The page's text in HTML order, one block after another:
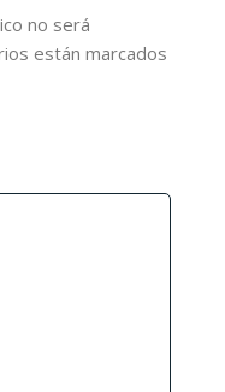
no será
están marcados